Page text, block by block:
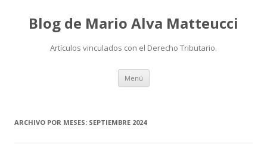
Blog de Mario Alva Matteucci
Artículos vinculados con el Derecho Tributario.
Menú Ir
contenido
ARCHIVO POR MESES: SEPTIEMBRE 2024